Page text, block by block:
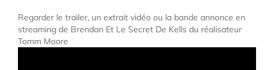
Regarder le trailer, un extrait vidéo ou la bande annonce en
streaming de Brendan Et Le Secret De Kells du réalisateur
Tomm Moore